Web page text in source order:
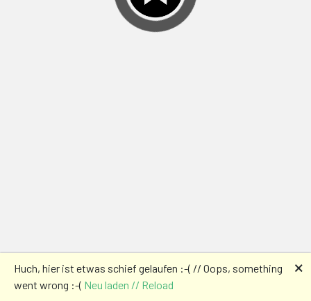
Huch, hier ist etwas schief gelaufen :-( // Oops, something
went wrong :-( Neu laden // Reload
🗙